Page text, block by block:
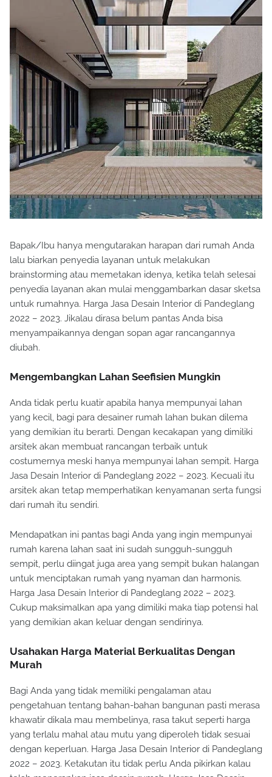
Bapak/Ibu hanya mengutarakan harapan dari rumah Anda
lalu biarkan penyedia layanan untuk melakukan
brainstorming atau memetakan idenya, ketika telah selesai
penyedia layanan akan mulai menggambarkan dasar sketsa
untuk rumahnya. Harga Jasa Desain Interior di Pandeglang
2022 – 2023. Jikalau dirasa belum pantas Anda bisa
menyampaikannya dengan sopan agar rancangannya
diubah.
Mengembangkan Lahan Seefisien Mungkin
Anda tidak perlu kuatir apabila hanya mempunyai lahan
yang kecil, bagi para desainer rumah lahan bukan dilema
yang demikian itu berarti. Dengan kecakapan yang dimiliki
arsitek akan membuat rancangan terbaik untuk
costumernya meski hanya mempunyai lahan sempit. Harga
Jasa Desain Interior di Pandeglang 2022 – 2023. Kecuali itu
arsitek akan tetap memperhatikan kenyamanan serta fungsi
dari rumah itu sendiri.
Mendapatkan ini pantas bagi Anda yang ingin mempunyai
rumah karena lahan saat ini sudah sungguh-sungguh
sempit, perlu diingat juga area yang sempit bukan halangan
untuk menciptakan rumah yang nyaman dan harmonis.
Harga Jasa Desain Interior di Pandeglang 2022 – 2023.
Cukup maksimalkan apa yang dimiliki maka tiap potensi hal
yang demikian akan keluar dengan sendirinya.
Usahakan Harga Material Berkualitas Dengan
Murah
Bagi Anda yang tidak memiliki pengalaman atau
pengetahuan tentang bahan-bahan bangunan pasti merasa
khawatir dikala mau membelinya, rasa takut seperti harga
yang terlalu mahal atau mutu yang diperoleh tidak sesuai
dengan keperluan. Harga Jasa Desain Interior di Pandeglang
2022 – 2023. Ketakutan itu tidak perlu Anda pikirkan kalau